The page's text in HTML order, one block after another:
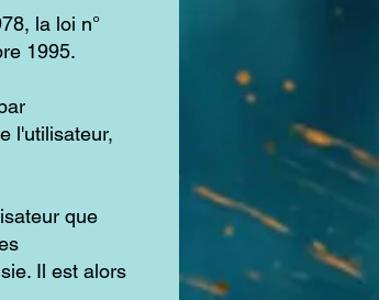
la loi n°
1995.
l'utilisateur,
que
Il est alors